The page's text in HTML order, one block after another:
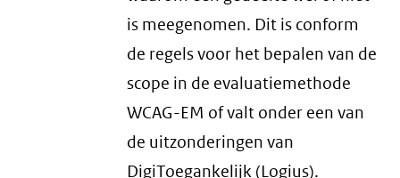
is meegenomen. Dit is conform
de regels voor het bepalen van de
scope in de evaluatiemethode
WCAG-EM of valt onder een van
de uitzonderingen van
DigiToegankelijk (Logius).